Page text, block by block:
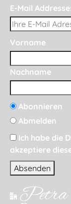
E-Mail Addresse:
Vorname
Nachname
Abonnieren
Abmelden
Ich habe die
akzeptiere
Petra